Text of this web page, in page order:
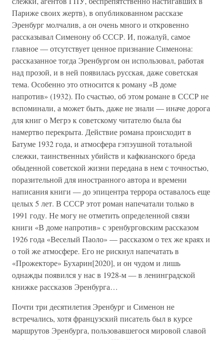
Париже своих жертв), в опубликованном рассказе
Эренбург молчалив, а он очень много и откровенно
рассказывал Сименону об СССР. И, пожалуй, самое
главное — отсутствует ценное признание Сименона:
рассказанное тогда Эренбургом он использовал, работая
над прозой, и в ней появилась русская, даже советская
тема. Особенно это относится к роману «В доме
напротив» (1932). По счастью, об этом романе в СССР не
вспоминали, а может быть, даже не знали — иначе дорога
для книг о Мегрэ к советскому читателю была бы
намертво перекрыта. Действие романа происходит в
Батуме 1932 года, и атмосфера гэпэушной тотальной
слежки, таинственных убийств и кафкианского бреда
обыденной советской жизни передана в нем с точностью,
поразительной для иностранного автора и времени
написания книги — до эпицентра террора оставалось еще
целых 5 лет. В СССР этот роман напечатали только в
1991 году. Не могу не отметить определенной связи
книги «В доме напротив» с эренбурговским рассказом
1926 года «Веселый Паоло» — рассказом о тех же краях и
о той же атмосфере. Его не рискнул напечатать в
«Прожекторе» Бухарин[2020], и он чудом и лишь
однажды появился у нас в 1928-м — в ленинградской
книжке рассказов Эренбурга…
Почти три десятилетия Эренбург и Сименон не
встречались, хотя французский писатель был в курсе
маршрутов Эренбурга, пользовавшегося мировой славой